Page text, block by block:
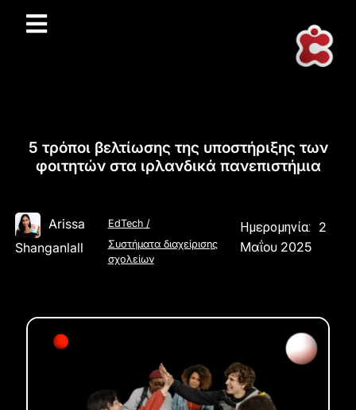
5 τρόποι βελτίωσης της υποστήριξης των
φοιτητών στα ιρλανδικά πανεπιστήμια
Arissa
Shanganlall
EdTech/
Συστήματα διαχείρισης
σχολείων
Ημερομηνία:
2
Μαΐου 2025